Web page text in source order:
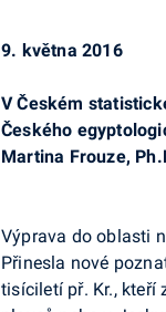
9. května 2016
V Českém
Českého
Martina Frouze,
Výprava do oblasti
Přinesla nové
tisíciletí př. Kr., kteří